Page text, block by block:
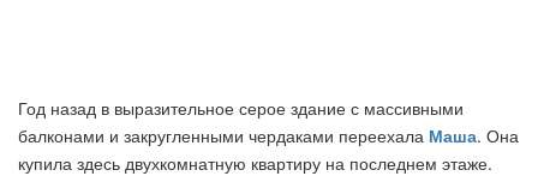
Год назад в выразительное серое здание с массивными
балконами и закругленными чердаками переехала Маша. Она
купила здесь двухкомнатную квартиру на последнем этаже.